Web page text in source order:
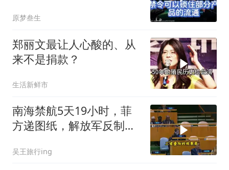
原梦叁生
郑丽文最让人心酸的、从
来不是捐款？
生活新鲜市
南海禁航5天19小时，菲
方递图纸，解放军反制组
吴王旅行ing